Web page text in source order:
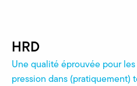
HRD
Une qualité éprouvée pour
pression dans (pratiquement)